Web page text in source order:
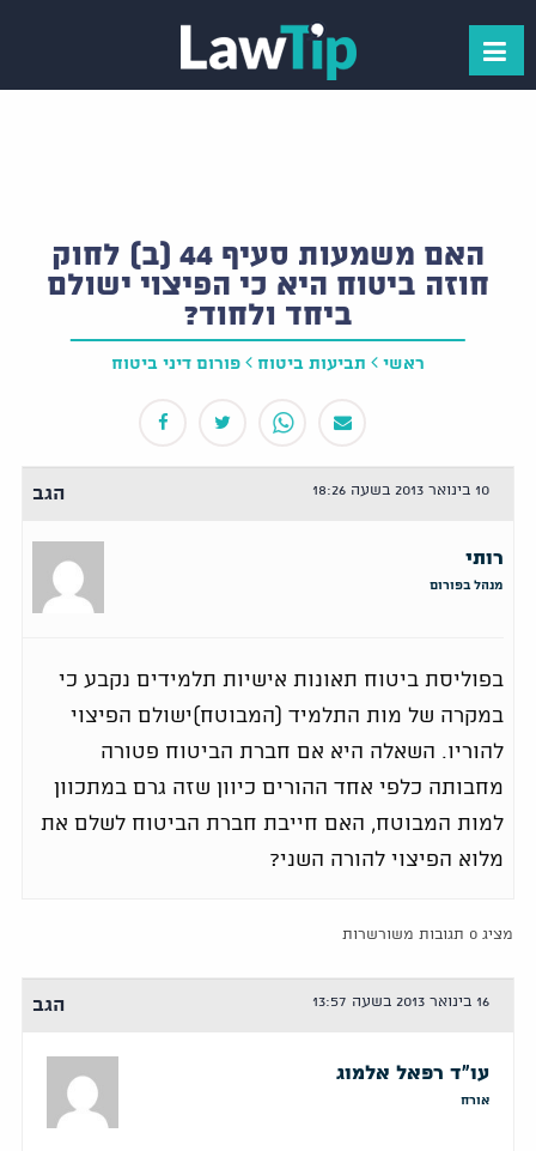
האם משמעות סעיף 44 (ב) לחוק
חוזה ביטוח היא כי הפיצוי ישולם
ביחד ולחוד?
ראשי תביעות ביטוח פורום דיני ביטוח
10 בינואר 2013 בשעה 18:26 הגב
רותי
מנהל בפורום
בפוליסת ביטוח תאונות אישיות תלמידים נקבע כי
במקרה של מות התלמיד (המבוטח)ישולם הפיצוי
להוריו. השאלה היא אם חברת הביטוח פטורה
מחבותה כלפי אחד ההורים כיוון שזה גרם במתכוון
למות המבוטח, האם חייבת חברת הביטוח לשלם את
מלוא הפיצוי להורה השני?
מציג 0 תגובות משורשרות
16 בינואר 2013 בשעה 13:57 הגב
עו"ד רפאל אלמוג
אורח